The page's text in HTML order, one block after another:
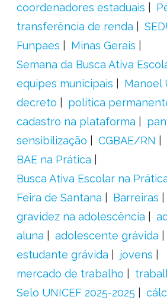
coordenadores estaduais
transferência de renda
Funpaes
Minas Gerais
Semana da Busca Ativa
equipes municipais
Manoel
decreto
política
cadastro na plataforma
sensibilização
CGBAE/RN
BAE na Prática
Busca Ativa Escolar na
Feira de Santana
Barreiras
gravidez na adolescência
aluna
adolescente grávida
estudante grávida
jovens
mercado de trabalho
Selo UNICEF 2025-2025